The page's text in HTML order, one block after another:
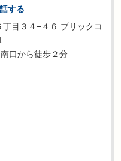
する
目３４−４６ ブリックコ
口から徒歩２分